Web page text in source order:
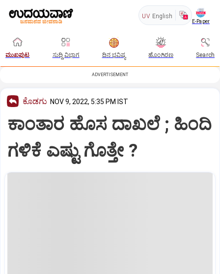
UV English
E-Paper
ಮುಖಪುಟ ಸುದ್ದಿ ವಿಭಾಗ ದಿನ ಭವಿಷ್ಯ ಹೊಂಗಿರಣ Search
ADVERTISEMENT
ಕೊಡಗು NOV 9, 2022, 5:35 PM IST
ಕಾಂತಾರ ಹೊಸ ದಾಖಲೆ ; ಹಿಂದಿ
ಗಳಿಕೆ ಎಷ್ಟು ಗೊತ್ತೇ ?